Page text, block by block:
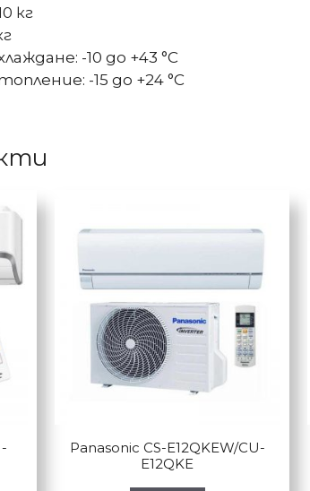
кг
-10 до +43 °C
-15 до +24 °C
Panasonic CS-E12QKEW/CU-
E12QKE